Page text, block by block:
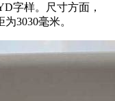
字样。尺寸方面，
3030毫米。